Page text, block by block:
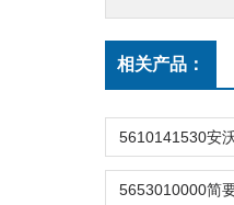
相关产品：